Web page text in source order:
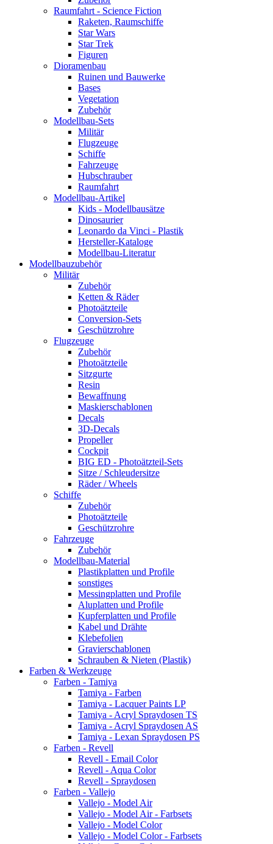
Raumfahrt - Science Fiction
Raketen, Raumschiffe
Star Wars
Star Trek
Figuren
Dioramenbau
Ruinen und Bauwerke
Bases
Vegetation
Zubehör
Modellbau-Sets
Militär
Flugzeuge
Schiffe
Fahrzeuge
Hubschrauber
Raumfahrt
Modellbau-Artikel
Kids - Modellbausätze
Dinosaurier
Leonardo da Vinci - Plastik
Hersteller-Kataloge
Modellbau-Literatur
Modellbauzubehör
Militär
Zubehör
Ketten & Räder
Photoätzteile
Conversion-Sets
Geschützrohre
Flugzeuge
Zubehör
Photoätzteile
Sitzgurte
Resin
Bewaffnung
Maskierschablonen
Decals
3D-Decals
Propeller
Cockpit
BIG ED - Photoätzteil-Sets
Sitze / Schleudersitze
Räder / Wheels
Schiffe
Zubehör
Photoätzteile
Geschützrohre
Fahrzeuge
Zubehör
Modellbau-Material
Plastikplatten und Profile
sonstiges
Messingplatten und Profile
Aluplatten und Profile
Kupferplatten und Profile
Kabel und Drähte
Klebefolien
Gravierschablonen
Schrauben & Nieten (Plastik)
Farben & Werkzeuge
Farben - Tamiya
Tamiya - Farben
Tamiya - Lacquer Paints LP
Tamiya - Acryl Spraydosen TS
Tamiya - Acryl Spraydosen AS
Tamiya - Lexan Spraydosen PS
Farben - Revell
Revell - Email Color
Revell - Aqua Color
Revell - Spraydosen
Farben - Vallejo
Vallejo - Model Air
Vallejo - Model Air - Farbsets
Vallejo - Model Color
Vallejo - Model Color - Farbsets